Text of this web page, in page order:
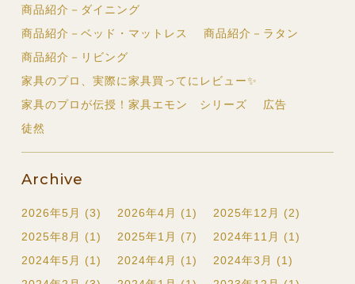
商品紹介－ダイニング
商品紹介－ベッド・マットレス
商品紹介－ラタン
商品紹介－リビング
家具のプロ、実際に家具買ってにレビュー✨
家具のプロが伝授！家具エモン シリーズ
広告
徒然
Archive
2026年5月 (3) 2026年4月 (1)
2025年12月 (2)
2025年8月 (1)
2025年1月 (7)
2024年11月 (1)
2024年5月 (1)
2024年4月 (1)
2024年3月 (1)